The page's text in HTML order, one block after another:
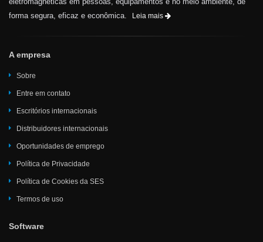
forma segura, eficaz e econômica.
Leia mais
A empresa
Sobre
Entre em contato
Escritórios internacionais
Distribuidores internacionais
Oportunidades de emprego
Política de Privacidade
Política de Cookies da SES
Termos de uso
Software